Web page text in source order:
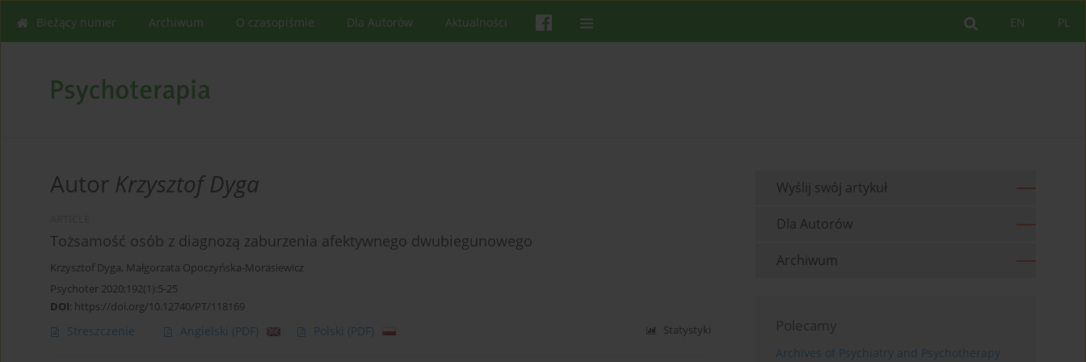
PL
EN
Bieżący numer Archiwum O czasopiśmie Dla Autorów Aktualności
Autor Krzysztof Dyga
Tożsamość osób z diagnozą zaburzenia afektywnego dwubiegunowego
Krzysztof Dyga, Małgorzata Opoczyńska-Morasiewicz
Psychoter 2020;192(1):5-25
DOI: https://doi.org/10.12740/PT/118169
Streszczenie Angielski (PDF) Polski (PDF) Statystyki
Wyślij swój artykuł
Dla Autorów
Archiwum
Polecamy
Archives of Psychiatry and Psychotherapy